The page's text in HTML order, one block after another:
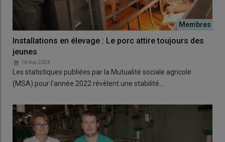
Installations en élevage : Le porc attire toujours des
jeunes
16 mai 2024
Les statistiques publiées par la Mutualité sociale agricole
(MSA) pour l’année 2022 révèlent une stabilité…